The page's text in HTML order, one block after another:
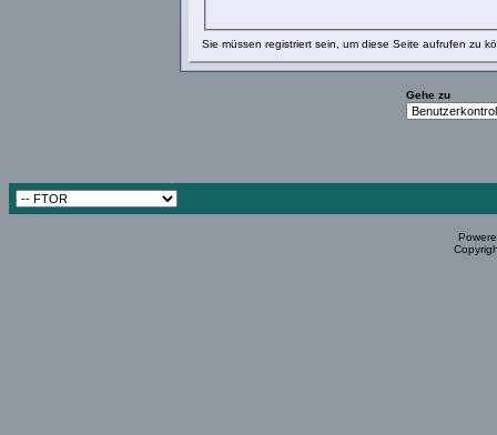
Sie müssen registriert sein, um diese Seite aufrufen zu
Gehe zu